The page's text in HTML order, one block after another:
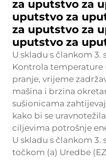
za uputstvo za
uputstvo za
za uputstvo za
uputstvo za
U skladu s člankom 3.
Kontrola temperature
pranje, vrijeme
mašina i brzina
sušionicama
kako bi se
ciljevima potrošnje
U skladu s člankom 3.
točkom (a) Uredbe